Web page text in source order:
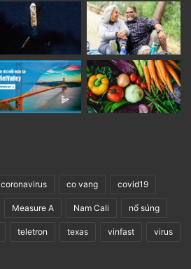
coronavirus co vang covid19
Measure A Nam Cali nổ súng
teletron texas vinfast virus